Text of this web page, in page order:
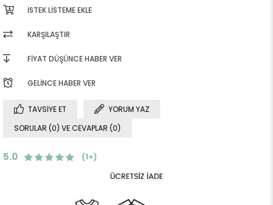
İSTEK LISTEME EKLE
KARŞILAŞTIR
FIYAT DÜŞÜNCE HABER VER
GELINCE HABER VER
TAVSIYE ET
YORUM YAZ
SORULAR (0) VE CEVAPLAR (0)
5.0 (1+)